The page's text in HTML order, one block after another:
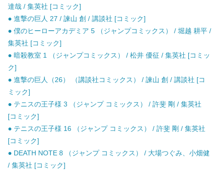
達哉 / 集英社 [コミック]
● 進撃の巨人 27 / 諫山 創 / 講談社 [コミック]
● 僕のヒーローアカデミア 5 （ジャンプコミックス） / 堀越 耕平 /
集英社 [コミック]
● 暗殺教室 1 （ジャンプコミックス） / 松井 優征 / 集英社 [コミッ
ク]
● 進撃の巨人（26） （講談社コミックス） / 諫山 創 / 講談社 [コ
ミック]
● テニスの王子様 3 （ジャンプ コミックス） / 許斐 剛 / 集英社
[コミック]
● テニスの王子様 16 （ジャンプ コミックス） / 許斐 剛 / 集英社
[コミック]
● DEATH NOTE 8 （ジャンプ コミックス） / 大場つぐみ、小畑健
/ 集英社 [コミック]